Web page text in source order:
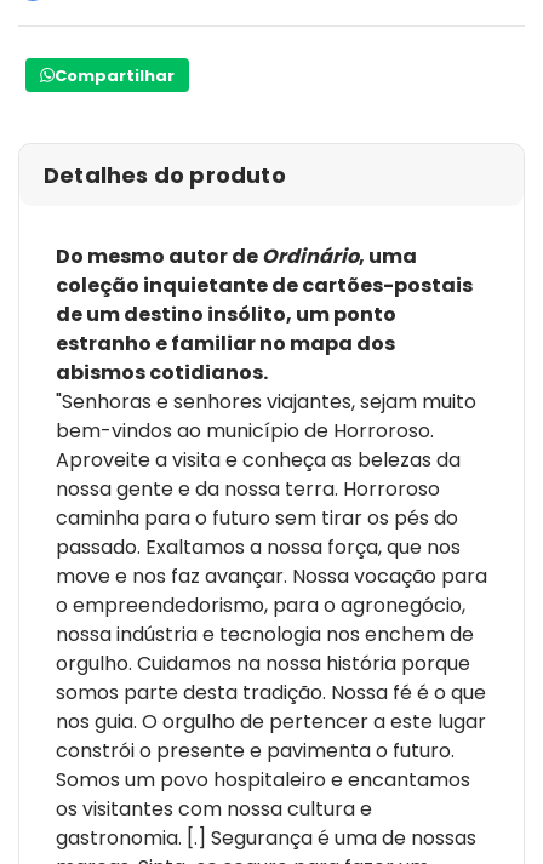
município de Horroroso tem a oferecer. E volte sempre!"
não é um destino pós-apocalíptico. Horroroso está no
minuciosos, esta publicação é um guia para promover
Horroroso e seus feitos.
Não se sabe ao certo se esta é uma fotografia do
um lugar horroroso. Gritos de socorro não serão ouvidos
aqui.
"Uma cidade-aparelho que foi embora e deixou no lugar
Horroroso. Um abandono por obsolescência, deixando
para trás o que não mais interessa, o que está
atrapalhando, o que não mais é necessário, o que está
sobrando, atrasando sua brilhante e estonteante
expansão e desenvolvimento programado." - Ricardo
Luis Silva
"Mesmo diante da aniquilação das estruturas, não
deixamos de repetir entre escombros a única coisa que
conhecemos: a nossa rotina. Reencenamos,
fantasmagóricos, tudo aquilo que chamamos de
tradição. Resignada, estática e melancólica, talvez
'resistência' não seja uma palavra tão nobre assim." -
Amanda Miranda
Compartilhar
Detalhes do produto
Do mesmo autor deOrdinário, uma
coleção inquietante de cartões-postais
de um destino insólito, um ponto
estranho e familiar no mapa dos
abismos cotidianos.
"Senhoras e senhores viajantes, sejam muito
bem-vindos ao município de Horroroso.
Aproveite a visita e conheça as belezas da
nossa gente e da nossa terra. Horroroso
caminha para o futuro sem tirar os pés do
passado. Exaltamos a nossa força, que nos
move e nos faz avançar. Nossa vocação para
o empreendedorismo, para o agronegócio,
nossa indústria e tecnologia nos enchem de
orgulho. Cuidamos na nossa história porque
somos parte desta tradição. Nossa fé é o que
nos guia. O orgulho de pertencer a este lugar
constrói o presente e pavimenta o futuro.
Somos um povo hospitaleiro e encantamos
os visitantes com nossa cultura e
gastronomia. [.] Segurança é uma de nossas